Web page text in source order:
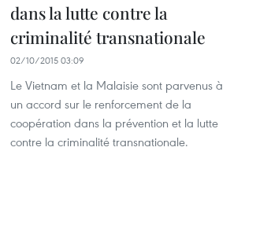
dans la lutte contre la
criminalité transnationale
02/10/2015 03:09
Le Vietnam et la Malaisie sont parvenus à
un accord sur le renforcement de la
coopération dans la prévention et la lutte
contre la criminalité transnationale.